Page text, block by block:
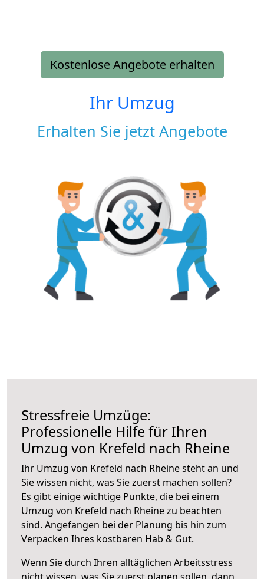
Kostenlose Angebote erhalten
Ihr Umzug
Erhalten Sie jetzt Angebote
Stressfreie Umzüge:
Professionelle Hilfe für Ihren
Umzug von Krefeld nach Rheine
Ihr Umzug von Krefeld nach Rheine steht an und
Sie wissen nicht, was Sie zuerst machen sollen?
Es gibt einige wichtige Punkte, die bei einem
Umzug von Krefeld nach Rheine zu beachten
sind. Angefangen bei der Planung bis hin zum
Verpacken Ihres kostbaren Hab & Gut.
Wenn Sie durch Ihren alltäglichen Arbeitsstress